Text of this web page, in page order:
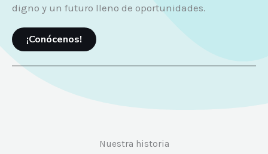
digno y un futuro lleno de oportunidades.
¡Conócenos!
Nuestra historia